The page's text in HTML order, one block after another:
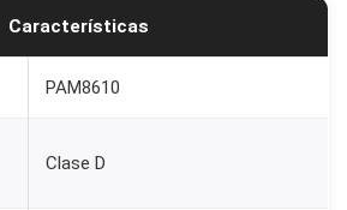
Características
PAM8610
Clase D